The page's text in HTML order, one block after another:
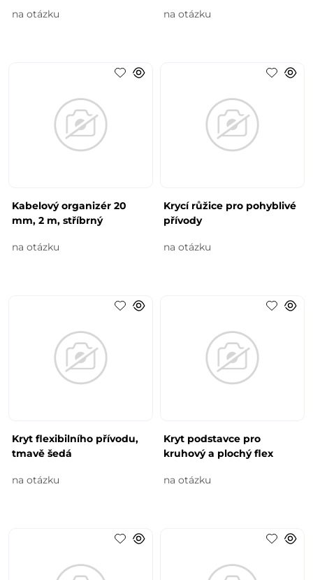
na otázku na otázku
Kabelový organizér 20
mm, 2 m, stříbrný
na otázku
Krycí růžice pro pohyblivé
přívody
na otázku
Kryt flexibilního přívodu,
tmavě šedá
na otázku
Kryt podstavce pro
kruhový a plochý flex
na otázku